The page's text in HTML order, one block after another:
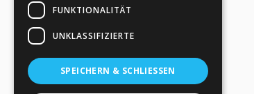
FUNKTIONALITÄT
UNKLASSIFIZIERTE
SPEICHERN & SCHLIESSEN